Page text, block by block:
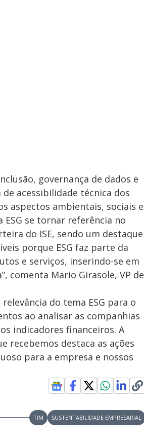
governança de dados e
acessibilidade técnica dos
aspectos ambientais, sociais e
se tornar referência no
do ISE, sendo um destaque
porque ESG faz parte da
e serviços, inserindo-se em
comenta Mario Girasole, VP de
do tema ESG para o
ao analisar as companhias
indicadores financeiros. A
recebemos destaca as ações
para a empresa e nossos
TIM SUSTENTABILIDADE EMPRESARIAL